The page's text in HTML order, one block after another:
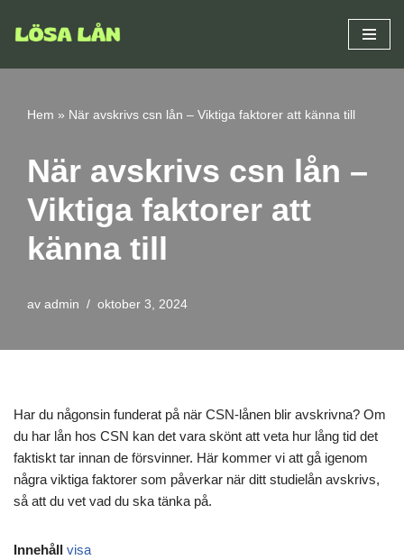
till
Hem » När avskrivs csn lån – Viktiga faktorer att känna till
När avskrivs csn lån –
Viktiga faktorer att
känna till
av admin oktober 3, 2024
Har du någonsin funderat på när CSN-lånen blir avskrivna? Om
du har lån hos CSN kan det vara skönt att veta hur lång tid det
faktiskt tar innan de försvinner. Här kommer vi att gå igenom
några viktiga faktorer som påverkar när ditt studielån avskrivs,
så att du vet vad du ska tänka på.
Innehåll visa